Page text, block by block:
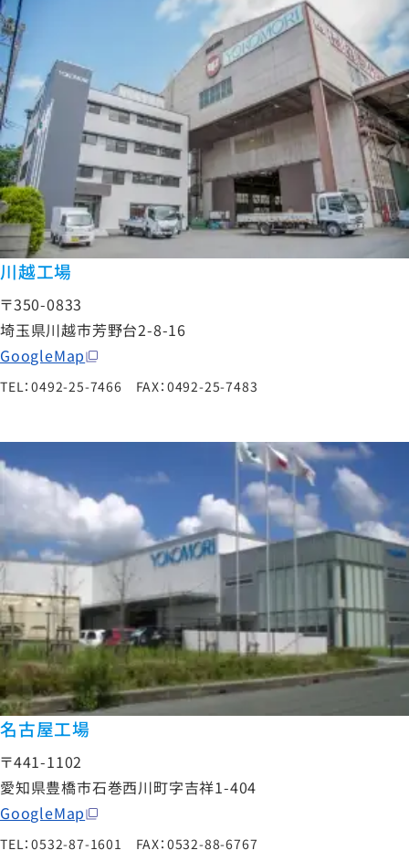
川越工場
〒350-0833
埼玉県川越市芳野台2-8-16
GoogleMap
TEL：0492-25-7466 FAX：0492-25-7483
名古屋工場
〒441-1102
愛知県豊橋市石巻西川町字吉祥1-404
GoogleMap
TEL：0532-87-1601 FAX：0532-88-6767